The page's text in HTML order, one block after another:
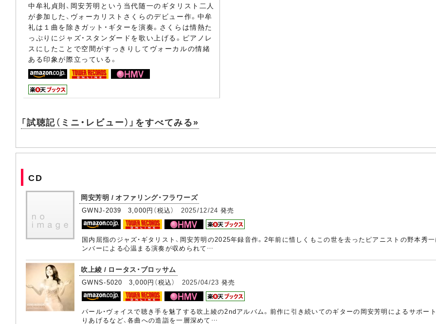
中牟礼貞則、岡安芳明という当代随一のギタリスト二人
が参加した、ヴォーカリストさくらのデビュー作。中牟
礼は１曲を除きガット・ギターを演奏。さくらは情熱た
っぷりにジャズ・スタンダードを歌い上げる。ピアノレ
スにしたことで空間がすっきりしてヴォーカルの情緒
ある印象が際立っている。
「試聴記（ミニ・レビュー）」をすべてみる»
CD
岡安芳明 / オファリング・フラワーズ
GWNJ-2039 3,000円（税込） 2025/12/24 発売
国内屈指のジャズ・ギタリスト、岡安芳明の2025年録音作。2年前に惜しくもこの世を去ったピアニストの野本秀
ンバーによる心温まる演奏が収められて…
吹上綾 / ロータス・ブロッサム
GWNS-5020 3,000円（税込） 2025/04/23 発売
パール・ヴォイスで聴き手を魅了する吹上綾の2ndアルバム。前作に引き続いてのギターの岡安芳明によるサポー
りあげるなど、各曲への造詣を一層深めて…